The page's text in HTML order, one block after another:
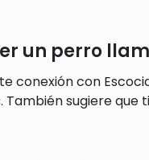
un perro
conexión con
sugiere